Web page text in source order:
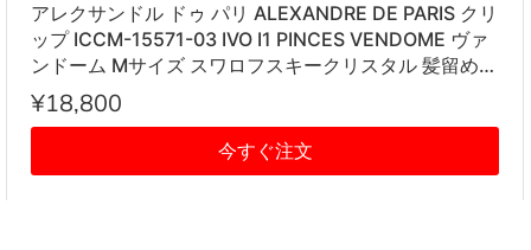
アレクサンドル ドゥ パリ ALEXANDRE DE PARIS クリ
ップ ICCM-15571-03 IVO I1 PINCES VENDOME ヴァ
ンドーム Mサイズ スワロフスキークリスタル 髪留め
レディース アイボリー系
¥18,800
今すぐ注文